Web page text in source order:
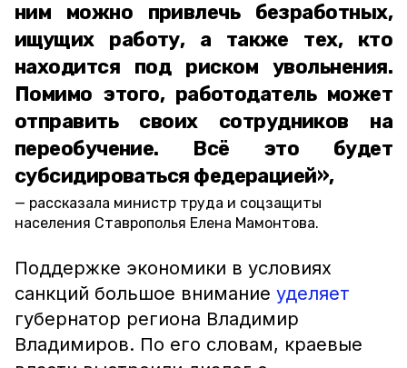
ним можно привлечь безработных,
ищущих работу, а также тех, кто
находится под риском увольнения.
Помимо этого, работодатель может
отправить своих сотрудников на
переобучение. Всё это будет
субсидироваться федерацией»,
рассказала министр труда и соцзащиты
населения Ставрополья Елена Мамонтова.
Поддержке экономики в условиях
санкций большое внимание уделяет
губернатор региона Владимир
Владимиров. По его словам, краевые